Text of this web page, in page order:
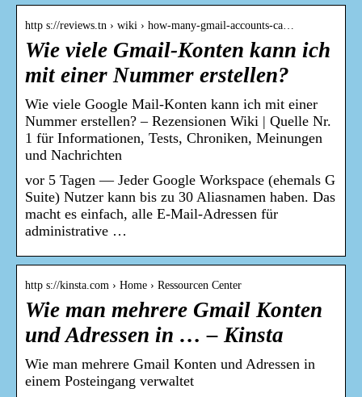
http s://reviews.tn › wiki › how-many-gmail-accounts-ca…
Wie viele Gmail-Konten kann ich
mit einer Nummer erstellen?
Wie viele Google Mail-Konten kann ich mit einer
Nummer erstellen? – Rezensionen Wiki | Quelle Nr.
1 für Informationen, Tests, Chroniken, Meinungen
und Nachrichten
vor 5 Tagen — Jeder Google Workspace (ehemals G
Suite) Nutzer kann bis zu 30 Aliasnamen haben. Das
macht es einfach, alle E-Mail-Adressen für
administrative …
http s://kinsta.com › Home › Ressourcen Center
Wie man mehrere Gmail Konten
und Adressen in … – Kinsta
Wie man mehrere Gmail Konten und Adressen in
einem Posteingang verwaltet